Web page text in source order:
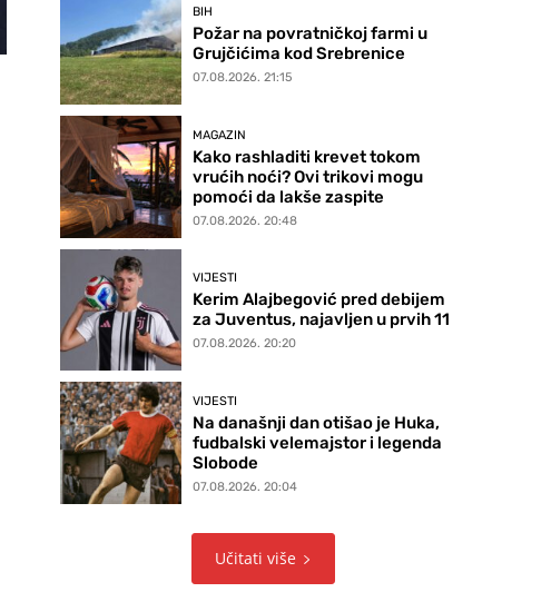
BIH
Požar na povratničkoj farmi u
Grujčićima kod Srebrenice
07.08.2026. 21:15
MAGAZIN
Kako rashladiti krevet tokom
vrućih noći? Ovi trikovi mogu
pomoći da lakše zaspite
07.08.2026. 20:48
VIJESTI
Kerim Alajbegović pred debijem
za Juventus, najavljen u prvih 11
07.08.2026. 20:20
VIJESTI
Na današnji dan otišao je Huka,
fudbalski velemajstor i legenda
Slobode
07.08.2026. 20:04
Učitati više